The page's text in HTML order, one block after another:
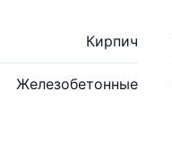
Кирпич
Железобетонные